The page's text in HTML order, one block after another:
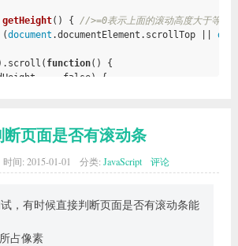
getHeight() { //>=0表示上面的滚动高度大于等于
document .documentElement.scrollTop ||
function()
{
=== false) {
"fixed",
height,
l
==
断页面是否有滚动条
时间: 2015-01-01 分类: JavaScript 评论
，有时候直接判断页面是否有滚动条能
占像素